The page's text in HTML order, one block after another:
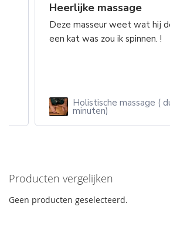
Heerlijke massage
Deze masseur weet wat hij
een kat was zou ik spinnen. !
Holistische massage (
minuten)
Producten vergelijken
Geen producten geselecteerd.